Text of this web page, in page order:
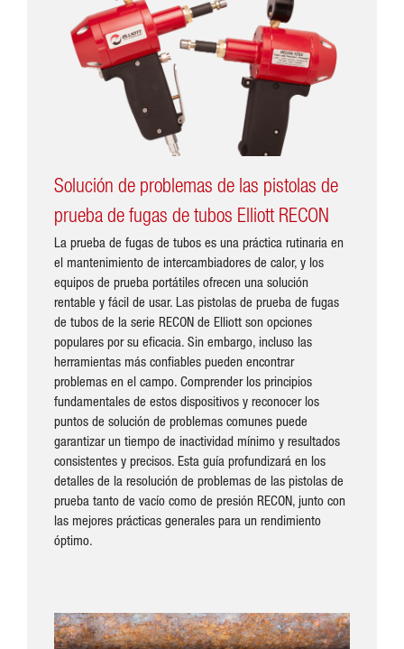
Solución de problemas de las pistolas de
prueba de fugas de tubos Elliott RECON
La prueba de fugas de tubos es una práctica rutinaria en
el mantenimiento de intercambiadores de calor, y los
equipos de prueba portátiles ofrecen una solución
rentable y fácil de usar. Las pistolas de prueba de fugas
de tubos de la serie RECON de Elliott son opciones
populares por su eficacia. Sin embargo, incluso las
herramientas más confiables pueden encontrar
problemas en el campo. Comprender los principios
fundamentales de estos dispositivos y reconocer los
puntos de solución de problemas comunes puede
garantizar un tiempo de inactividad mínimo y resultados
consistentes y precisos. Esta guía profundizará en los
detalles de la resolución de problemas de las pistolas de
prueba tanto de vacío como de presión RECON, junto con
las mejores prácticas generales para un rendimiento
óptimo.